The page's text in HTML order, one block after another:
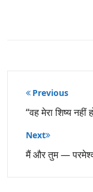
पोस्ट
नेविगेशन
Previous
“वह मेरा शिष्य नहीं
Next
मैं और तुम —